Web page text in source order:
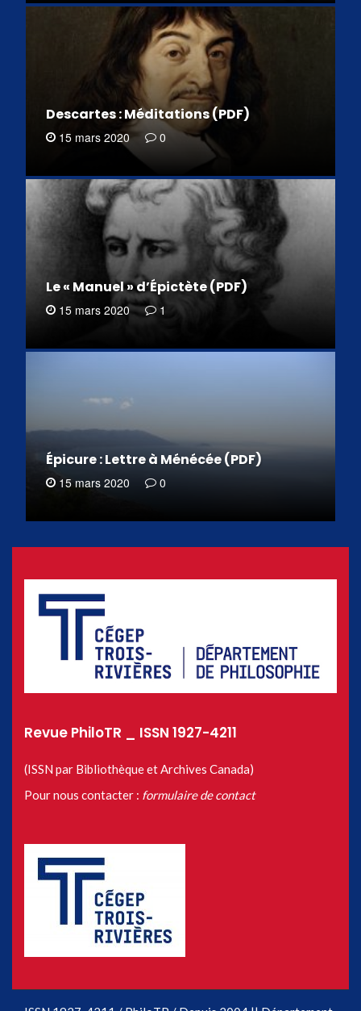
Descartes : Méditations (PDF)
15 mars 2020 0
Le « Manuel » d’Épictète (PDF)
15 mars 2020 1
Épicure : Lettre à Ménécée (PDF)
15 mars 2020 0
Revue PhiloTR _ ISSN 1927-4211
(ISSN par Bibliothèque et Archives Canada)
Pour nous contacter : formulaire de contact